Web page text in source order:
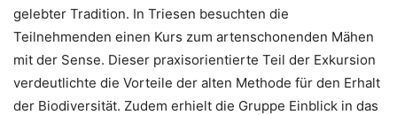
gelebter Tradition. In Triesen besuchten die
Teilnehmenden einen Kurs zum artenschonenden Mähen
mit der Sense. Dieser praxisorientierte Teil der Exkursion
verdeutlichte die Vorteile der alten Methode für den Erhalt
der Biodiversität. Zudem erhielt die Gruppe Einblick in das